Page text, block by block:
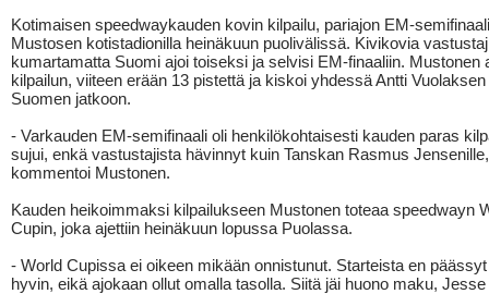
Kotimaisen speedwaykauden kovin kilpailu, pariajon EM-
Mustosen kotistadionilla heinäkuun puolivälissä. Kivikovia
kumartamatta Suomi ajoi toiseksi ja selvisi EM-finaaliin. Mustonen
kilpailun, viiteen erään 13 pistettä ja kiskoi yhdessä Antti
Suomen jatkoon.
- Varkauden EM-semifinaali oli henkilökohtaisesti kauden paras
sujui, enkä vastustajista hävinnyt kuin Tanskan Rasmus Jensenille,
kommentoi Mustonen.
Kauden heikoimmaksi kilpailukseen Mustonen toteaa speedwayn
Cupin, joka ajettiin heinäkuun lopussa Puolassa.
- World Cupissa ei oikeen mikään onnistunut. Starteista en
hyvin, eikä ajokaan ollut omalla tasolla. Siitä jäi huono maku,